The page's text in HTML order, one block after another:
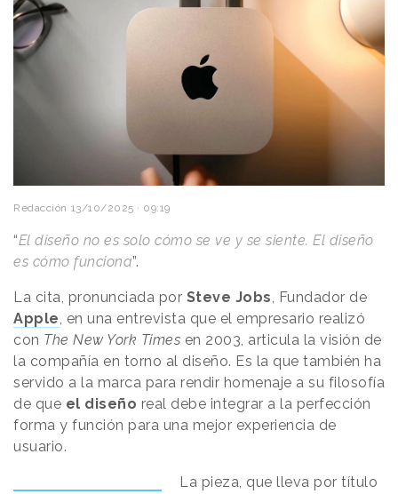
Redacción 13/10/2025 · 09:19
“El diseño no es solo cómo se ve y se siente. El diseño
es cómo funciona”.
La cita, pronunciada por Steve Jobs, Fundador de
Apple, en una entrevista que el empresario realizó
con The New York Times en 2003, articula la visión de
la compañía en torno al diseño. Es la que también ha
servido a la marca para rendir homenaje a su filosofía
de que el diseño real debe integrar a la perfección
forma y función para una mejor experiencia de
usuario.
La pieza, que lleva por título